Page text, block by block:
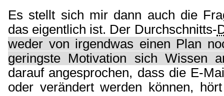
Es stellt sich mir dann auch die
das eigentlich ist. Der Durchschnitts-
weder von irgendwas einen Plan
geringste Motivation sich Wissen
darauf angesprochen, dass die E-
oder verändert werden können,